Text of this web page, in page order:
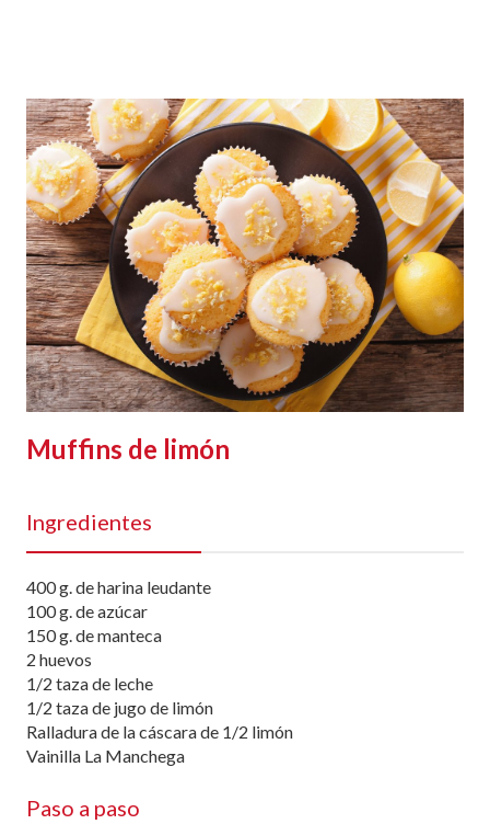
Muffins de limón
Ingredientes
400 g. de harina leudante
100 g. de azúcar
150 g. de manteca
2 huevos
1/2 taza de leche
1/2 taza de jugo de limón
Ralladura de la cáscara de 1/2 limón
Vainilla La Manchega
Paso a paso